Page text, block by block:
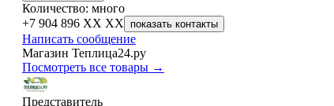
Количество: много
+7 904 896 XX XX
показать контакты
Написать сообщение
Магазин Теплица24.ру
Посмотреть все товары →
Представитель